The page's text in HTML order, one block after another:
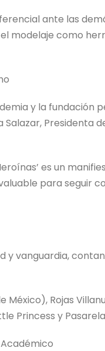
ante las
modelaje como
y la fundación
Presidenta
es un
para seguir
y vanguardia,
Rojas
Princess y